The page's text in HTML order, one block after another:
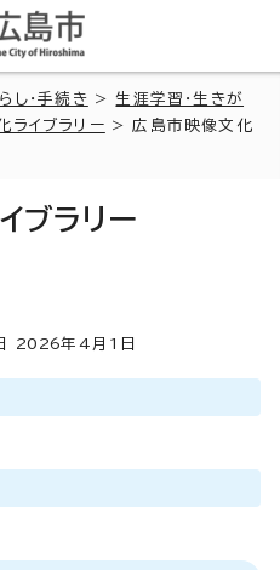
し・手続き >生涯学習・生きが
ライブラリー > 広島市映像文化
ブラリー
2026年4月1日